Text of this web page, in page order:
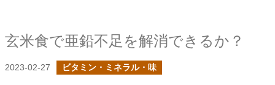
玄米食で亜鉛不足を解消できるか？
2023-02-27 ビタミン・ミネラル・味